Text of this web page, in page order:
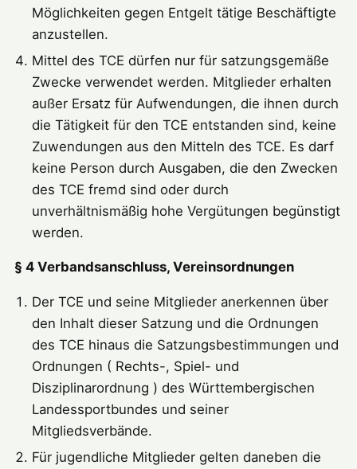
Möglichkeiten gegen Entgelt tätige Beschäftigte
anzustellen.
Mittel des TCE dürfen nur für satzungsgemäße
Zwecke verwendet werden. Mitglieder erhalten
außer Ersatz für Aufwendungen, die ihnen durch
die Tätigkeit für den TCE entstanden sind, keine
Zuwendungen aus den Mitteln des TCE. Es darf
keine Person durch Ausgaben, die den Zwecken
des TCE fremd sind oder durch
unverhältnismäßig hohe Vergütungen begünstigt
werden.
§ 4 Verbandsanschluss, Vereinsordnungen
Der TCE und seine Mitglieder anerkennen über
den Inhalt dieser Satzung und die Ordnungen
des TCE hinaus die Satzungsbestimmungen und
Ordnungen ( Rechts-, Spiel- und
Disziplinarordnung ) des Württembergischen
Landessportbundes und seiner
Mitgliedsverbände.
Für jugendliche Mitglieder gelten daneben die